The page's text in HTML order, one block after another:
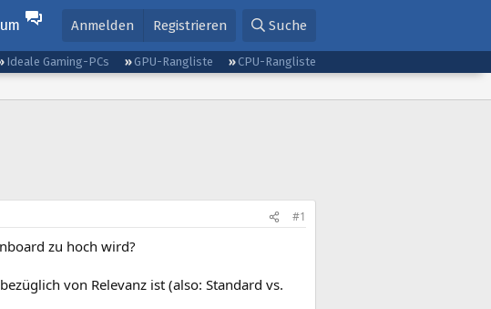
Anmelden Registrieren Suche
Ideale Gaming-PCs GPU-Rangliste
CPU-Rangliste
#1
zu hoch wird?
von Relevanz ist (also: Standard vs.